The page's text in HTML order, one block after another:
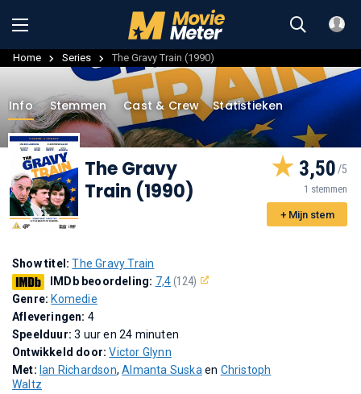
Home Series The Gravy Train (1990)
Info Stemmen Cast & Crew Statistieken
The Gravy
Train (1990)
3,50
1 stemmen
+ Mijn stem
Show titel:The Gravy Train
IMDb beoordeling: 7,4(124)
Genre: Komedie
Afleveringen: 4
Speelduur:3 uur en 24 minuten
Ontwikkeld door:Victor Glynn
Met: Ian Richardson,Almanta Suska en Christoph
Waltz